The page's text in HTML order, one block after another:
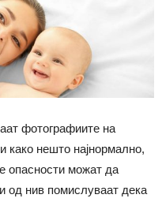
фотографиите на
како нешто најнормално,
опасности можат да
од нив помислуваат дека